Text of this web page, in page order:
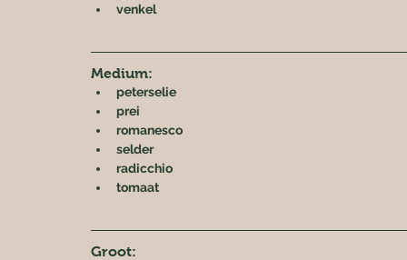
venkel
Medium:
peterselie
prei
romanesco
selder
radicchio
tomaat
Groot: